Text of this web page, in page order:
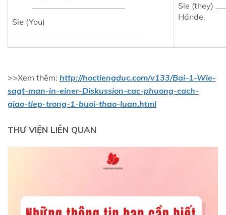
Sie (You)
Sie (they)
Hände.
>>Xem thêm: http://hoctiengduc.com/v133/Bai-1-Wie-
sagt-man-in-einer-Diskussion-cac-phuong-cach-
giao-tiep-trong-1-buoi-thao-luan.html
THƯ VIỆN LIÊN QUAN